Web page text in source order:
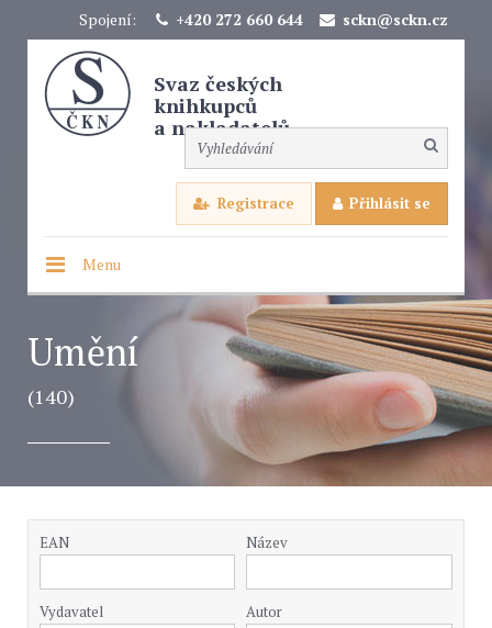
Spojení: +420 272 660 644 sckn@sckn.cz
Svaz českých
knihkupců
a nakladatelů
Registrace Přihlásit se
Menu
Umění
(140)
EAN Název
Vydavatel Autor